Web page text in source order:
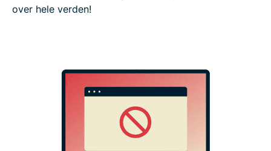
over hele verden!